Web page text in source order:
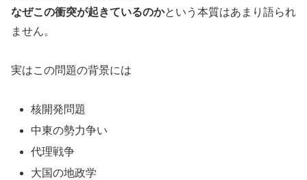
なぜこの衝突が起きているのかという本質はあまり語られ
ません。
実はこの問題の背景には
核開発問題
中東の勢力争い
代理戦争
大国の地政学